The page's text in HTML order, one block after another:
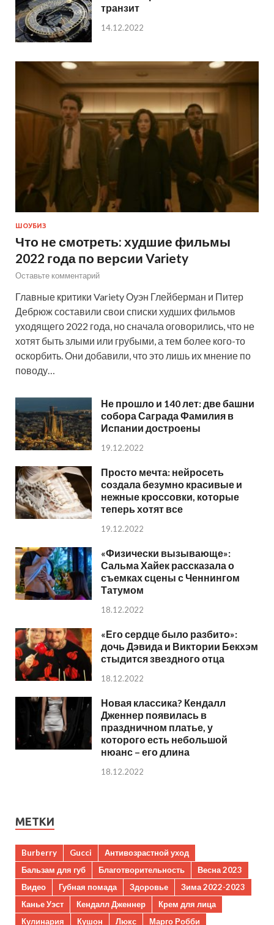
транзит
14.12.2022
ШОУБИЗ
Что не смотреть: худшие фильмы
2022 года по версии Variety
Оставьте комментарий
Главные критики Variety Оуэн Глейберман и Питер
Дебрюж составили свои списки худших фильмов
уходящего 2022 года, но сначала оговорились, что не
хотят быть злыми или грубыми, а тем более кого-то
оскорбить. Они добавили, что это лишь их мнение по
поводу…
Не прошло и 140 лет: две башни
собора Саграда Фамилия в
Испании достроены
19.12.2022
Просто мечта: нейросеть
создала безумно красивые и
нежные кроссовки, которые
теперь хотят все
19.12.2022
«Физически вызывающе»:
Сальма Хайек рассказала о
съемках сцены с Ченнингом
Татумом
18.12.2022
«Его сердце было разбито»:
дочь Дэвида и Виктории Бекхэм
стыдится звездного отца
18.12.2022
Новая классика? Кендалл
Дженнер появилась в
праздничном платье, у
которого есть небольшой
нюанс – его длина
18.12.2022
МЕТКИ
Burberry Gucci
Антивозрастной уход
Бальзам для губ
Благотворительность
Весна 2023
Видео
Губная помада Здоровье
Зима 2022-2023
Канье Уэст
Кендалл Дженнер
Крем для лица
Кулинария
Кушон Люкс
Марго Робби